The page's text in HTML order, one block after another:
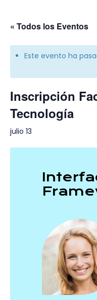
« Todos los Eventos
Este evento ha
Inscripción
Tecnología
julio 13